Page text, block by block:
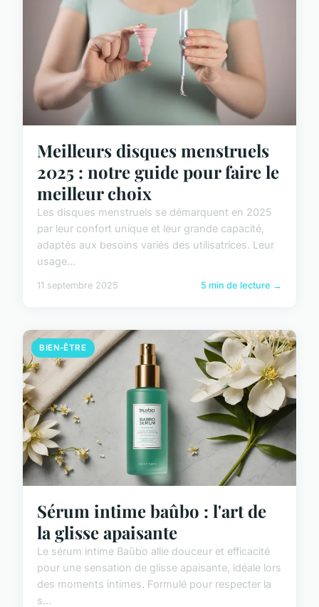
Meilleurs disques menstruels
2025 : notre guide pour faire le
meilleur choix
Les disques menstruels se démarquent en 2025
par leur confort unique et leur grande capacité,
adaptés aux besoins variés des utilisatrices. Leur
usage...
11 septembre 2025 5 min de lecture →
BIEN-ÊTRE
Sérum intime baûbo : l'art de
la glisse apaisante
Le sérum intime Baûbo allie douceur et efficacité
pour une sensation de glisse apaisante, idéale lors
des moments intimes. Formulé pour respecter la
s...